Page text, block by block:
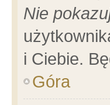
Nie
i Ciebie.
Góra